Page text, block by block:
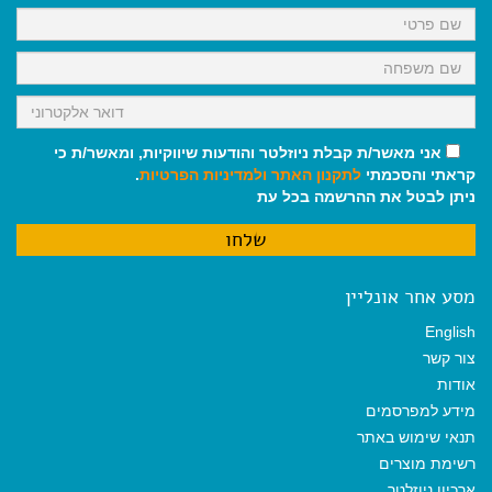
k
p
m
אני מאשר/ת קבלת ניוזלטר והודעות שיווקיות, ומאשר/ת כי
קראתי והסכמתי לתקנון האתר ולמדיניות הפרטיות.
ניתן לבטל את ההרשמה בכל עת
מסע אחר אונליין
English
צור קשר
אודות
מידע למפרסמים
תנאי שימוש באתר
רשימת מוצרים